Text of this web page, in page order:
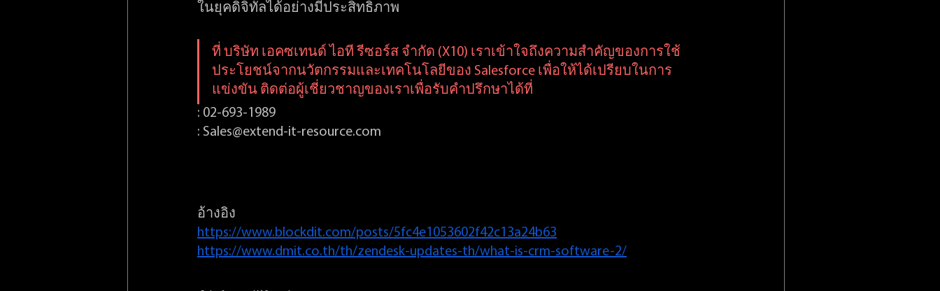
ในยุคดิจิทัลได้อย่างมีประสิทธิภาพ
ที่ บริษัท เอคซเทนด์ ไอที รีซอร์ส จำกัด (X10) เราเข้าใจถึงความสำคัญของการใช้
ประโยชน์จากนวัตกรรมและเทคโนโลยีของ Salesforce เพื่อให้ได้เปรียบในการ
แข่งขัน ติดต่อผู้เชี่ยวชาญของเราเพื่อรับคำปรึกษาได้ที่
: 02-693-1989
: Sales@extend-it-resource.com
อ้างอิง
https://www.blockdit.com/posts/5fc4e1053602f42c13a24b63
https://www.dmit.co.th/th/zendesk-updates-th/what-is-crm-software-2/